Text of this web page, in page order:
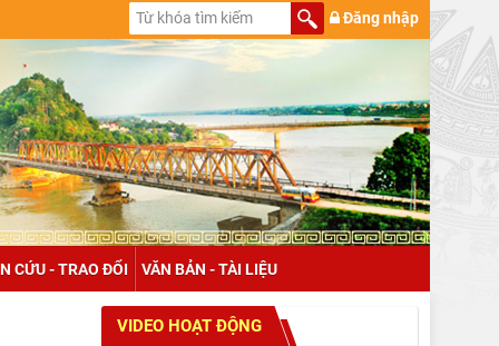
Đăng nhập
CỨU - TRAO ĐỔI VĂN BẢN - TÀI LIỆU
VIDEO HOẠT ĐỘNG